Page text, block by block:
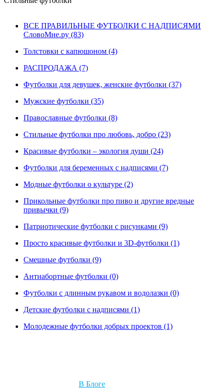
ВСЕ ПРАВИЛЬНЫЕ ФУТБОЛКИ С НАДПИСЯМИ
СловоМне.ру (83)
Толстовки с капюшоном (4)
РАСПРОДАЖА (7)
Футболки для девушек, женские футболки (37)
Мужские футболки (35)
Православные футболки (8)
Стильные футболки про любовь, добро (23)
Красивые футболки – экология души (24)
Футболки для беременных с надписями (7)
Модные футболки о культуре (2)
Прикольные футболки про пиво и другие вредные
привычки (9)
Патриотические футболки с рисунками (9)
Просто красивые футболки и 3D-футболки (1)
Смешные футболки (9)
Антиабортные футболки (0)
Футболки с длинным рукавом и водолазки (0)
Детские футболки с надписями (1)
Молодежные футболки добрых проектов (1)
В Блоге